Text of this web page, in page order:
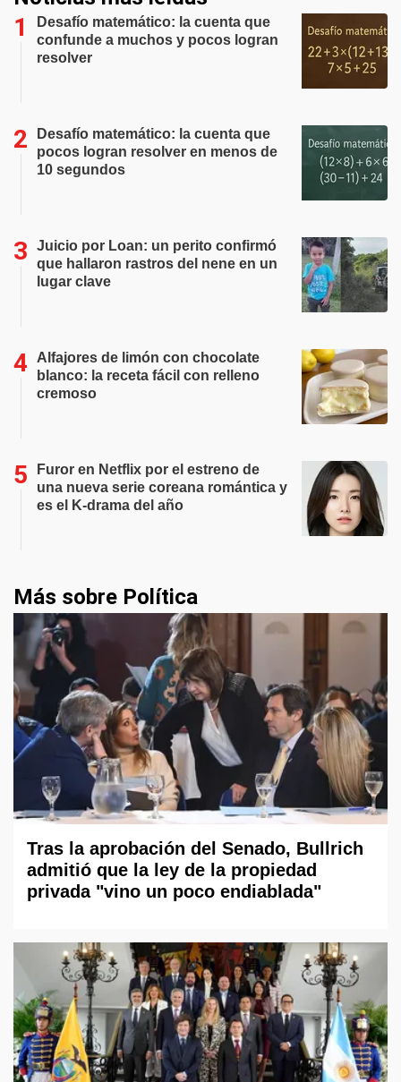
Desafío matemático: la cuenta que
confunde a muchos y pocos logran
resolver
Desafío matemático: la cuenta que
pocos logran resolver en menos de
10 segundos
Juicio por Loan: un perito confirmó
que hallaron rastros del nene en un
lugar clave
Alfajores de limón con chocolate
blanco: la receta fácil con relleno
cremoso
Furor en Netflix por el estreno de
una nueva serie coreana romántica y
es el K-drama del año
Más sobre Política
Tras la aprobación del Senado, Bullrich
admitió que la ley de la propiedad
privada "vino un poco endiablada"